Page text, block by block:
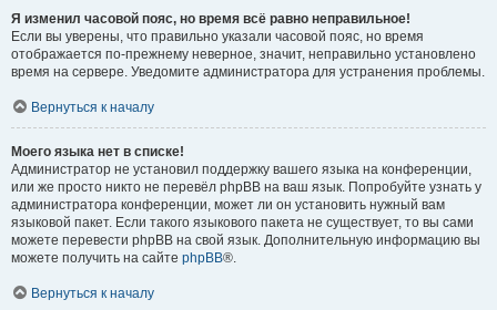
Я изменил часовой пояс, но время всё равно неправильное!
Если вы уверены, что правильно указали часовой пояс, но время
отображается по-прежнему неверное, значит, неправильно установлено
время на сервере. Уведомите администратора для устранения проблемы.
Вернуться к началу
Моего языка нет в списке!
Администратор не установил поддержку вашего языка на конференции,
или же просто никто не перевёл phpBB на ваш язык. Попробуйте узнать у
администратора конференции, может ли он установить нужный вам
языковой пакет. Если такого языкового пакета не существует, то вы сами
можете перевести phpBB на свой язык. Дополнительную информацию вы
можете получить на сайте phpBB®.
Вернуться к началу